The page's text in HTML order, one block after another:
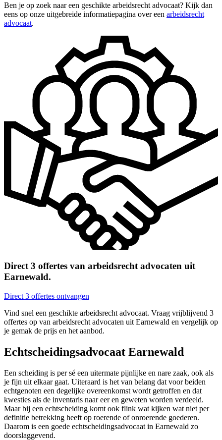
Ben je op zoek naar een geschikte arbeidsrecht advocaat? Kijk dan
eens op onze uitgebreide informatiepagina over een arbeidsrecht
advocaat.
Direct 3 offertes van arbeidsrecht advocaten uit
Earnewald.
Direct 3 offertes ontvangen
Vind snel een geschikte arbeidsrecht advocaat. Vraag vrijblijvend 3
offertes op van arbeidsrecht advocaten uit Earnewald en vergelijk op
je gemak de prijs en het aanbod.
Echtscheidingsadvocaat Earnewald
Een scheiding is per sé een uitermate pijnlijke en nare zaak, ook als
je fijn uit elkaar gaat. Uiteraard is het van belang dat voor beiden
echtgenoten een degelijke overeenkomst wordt getroffen en dat
kwesties als de inventaris naar eer en geweten worden verdeeld.
Maar bij een echtscheiding komt ook flink wat kijken wat niet per
definitie betrekking heeft op roerende of onroerende goederen.
Daarom is een goede echtscheidingsadvocaat in Earnewald zo
doorslaggevend.